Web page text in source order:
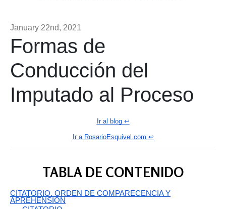
January 22nd, 2021
Formas de
Conducción del
Imputado al Proceso
Ir al blog ↩️
Ir a RosarioEsquivel.com ↩️
TABLA DE CONTENIDO
CITATORIO, ORDEN DE COMPARECENCIA Y
APREHENSIÓN